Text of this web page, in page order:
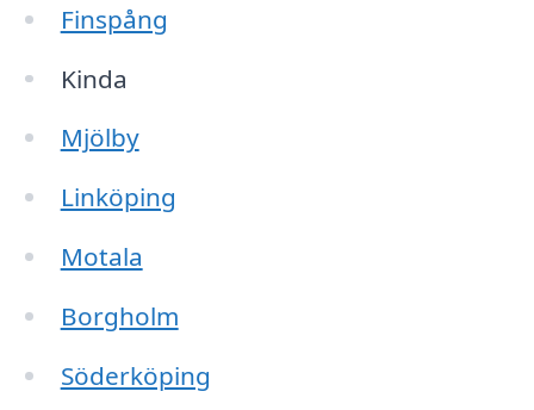
Finspång
Kinda
Mjölby
Linköping
Motala
Borgholm
Söderköping